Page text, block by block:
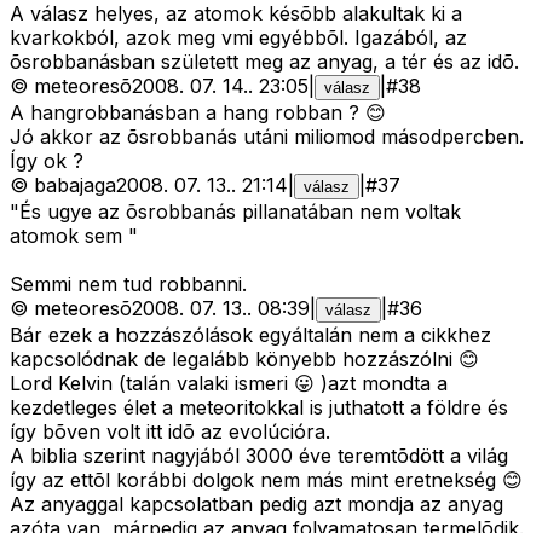
A válasz helyes, az atomok késõbb alakultak ki a
kvarkokból, azok meg vmi egyébbõl. Igazából, az
õsrobbanásban született meg az anyag, a tér és az idõ.
© meteoresõ2008. 07. 14.. 23:05 válasz #38
A hangrobbanásban a hang robban ? 😊
Jó akkor az õsrobbanás utáni miliomod másodpercben.
Így ok ?
© babajaga2008. 07. 13.. 21:14 válasz #37
"És ugye az õsrobbanás pillanatában nem voltak
atomok sem "
Semmi nem tud robbanni.
© meteoresõ2008. 07. 13.. 08:39 válasz #36
Bár ezek a hozzászólások egyáltalán nem a cikkhez
kapcsolódnak de legalább könyebb hozzászólni 😊
Lord Kelvin (talán valaki ismeri 😛 )azt mondta a
kezdetleges élet a meteoritokkal is juthatott a földre és
így bõven volt itt idõ az evolúcióra.
A biblia szerint nagyjából 3000 éve teremtõdött a világ
így az ettõl korábbi dolgok nem más mint eretnekség 😊
Az anyaggal kapcsolatban pedig azt mondja az anyag